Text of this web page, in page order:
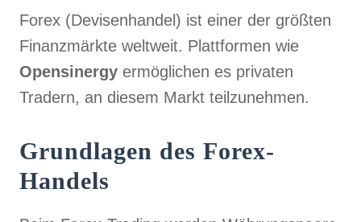
Forex (Devisenhandel) ist einer der größten
Finanzmärkte weltweit. Plattformen wie
Opensinergy ermöglichen es privaten
Tradern, an diesem Markt teilzunehmen.
Grundlagen des Forex-
Handels